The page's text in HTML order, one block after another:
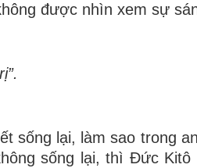
được nhìn xem sự
sống lại, làm sao trong
sống lại, thì Ðức Kitô